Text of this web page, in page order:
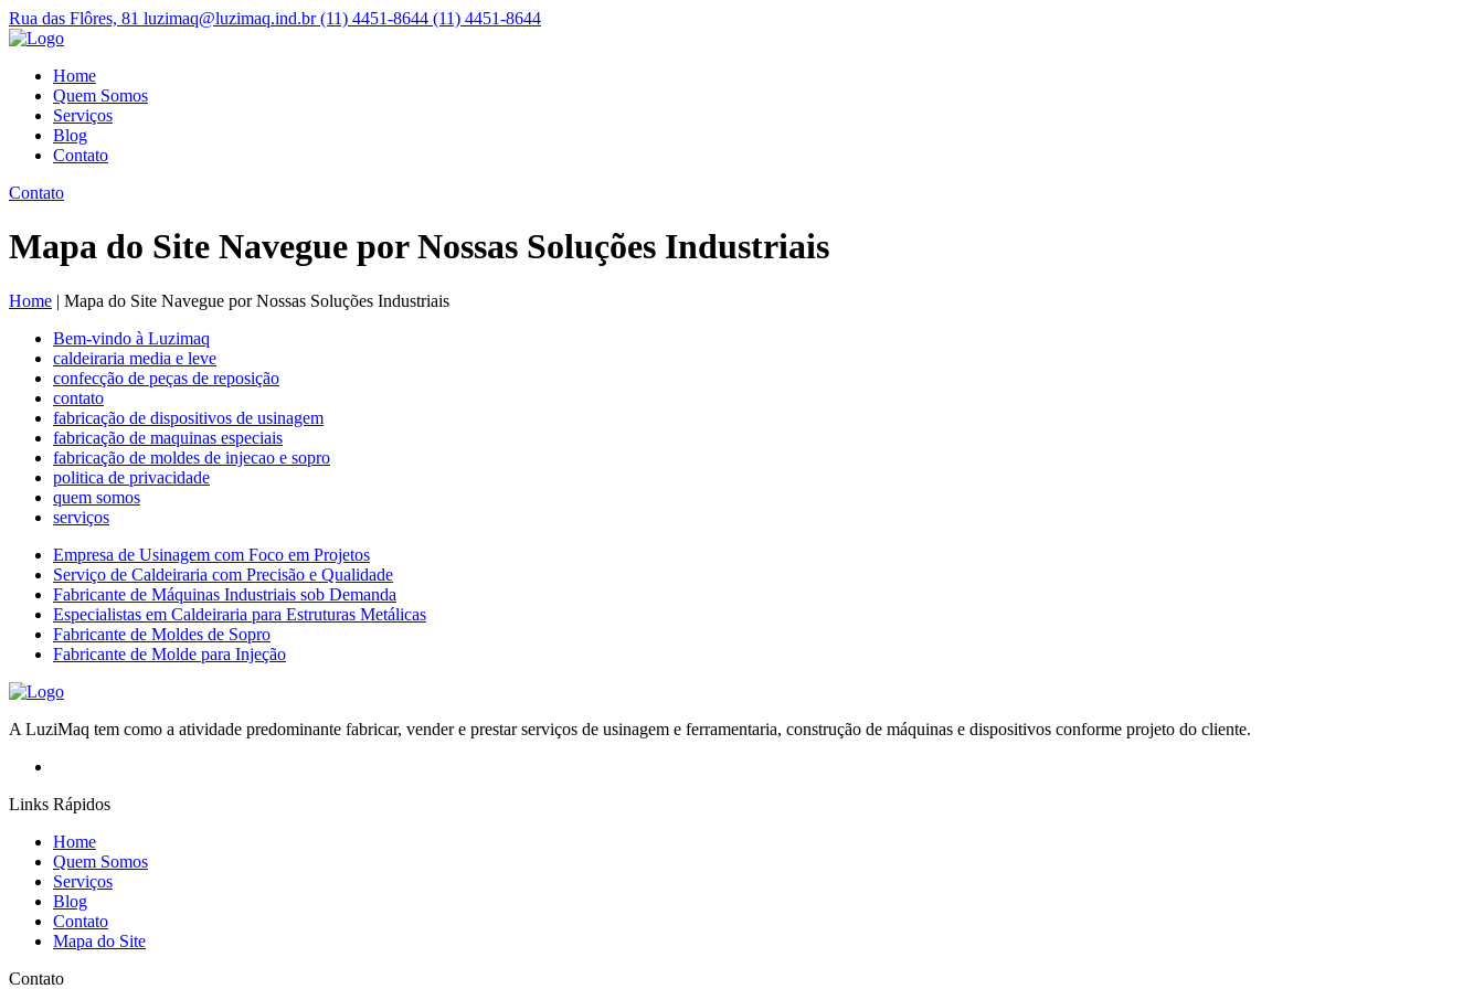
Rua das Flôres, 81 luzimaq@luzimaq.ind.br(11) 4451-8644 (11) 4451-8644
Home
Quem Somos
Serviços
Blog
Contato
Contato
Mapa do Site Navegue por Nossas Soluções Industriais
Home | Mapa do Site Navegue por Nossas Soluções Industriais
Bem-vindo à Luzimaq
caldeiraria media e leve
confecção de peças de reposição
contato
fabricação de dispositivos de usinagem
fabricação de maquinas especiais
fabricação de moldes de injecao e sopro
politica de privacidade
quem somos
serviços
Empresa de Usinagem com Foco em Projetos
Serviço de Caldeiraria com Precisão e Qualidade
Fabricante de Máquinas Industriais sob Demanda
Especialistas em Caldeiraria para Estruturas Metálicas
Fabricante de Moldes de Sopro
Fabricante de Molde para Injeção
A LuziMaq tem como a atividade predominante fabricar, vender e prestar serviços de usinagem e ferramentaria, construção de máquinas e dispositivos conforme projeto do cliente.
Links Rápidos
Home
Quem Somos
Serviços
Blog
Contato
Mapa do Site
Contato